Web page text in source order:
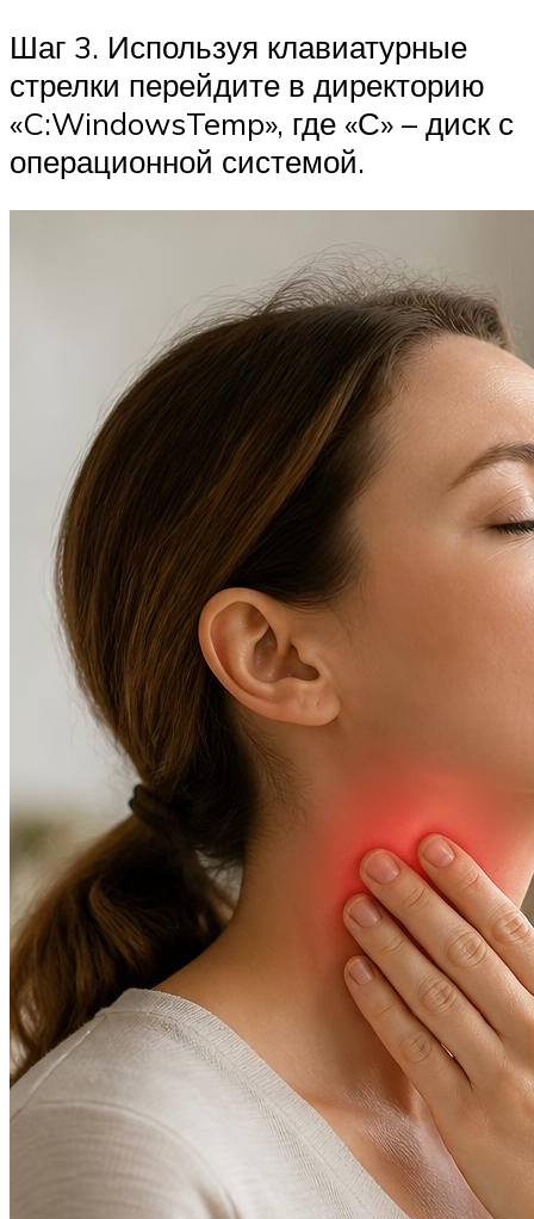
Шаг 3. Используя клавиатурные
стрелки перейдите в директорию
«C:WindowsTemp», где «С» – диск с
операционной системой.